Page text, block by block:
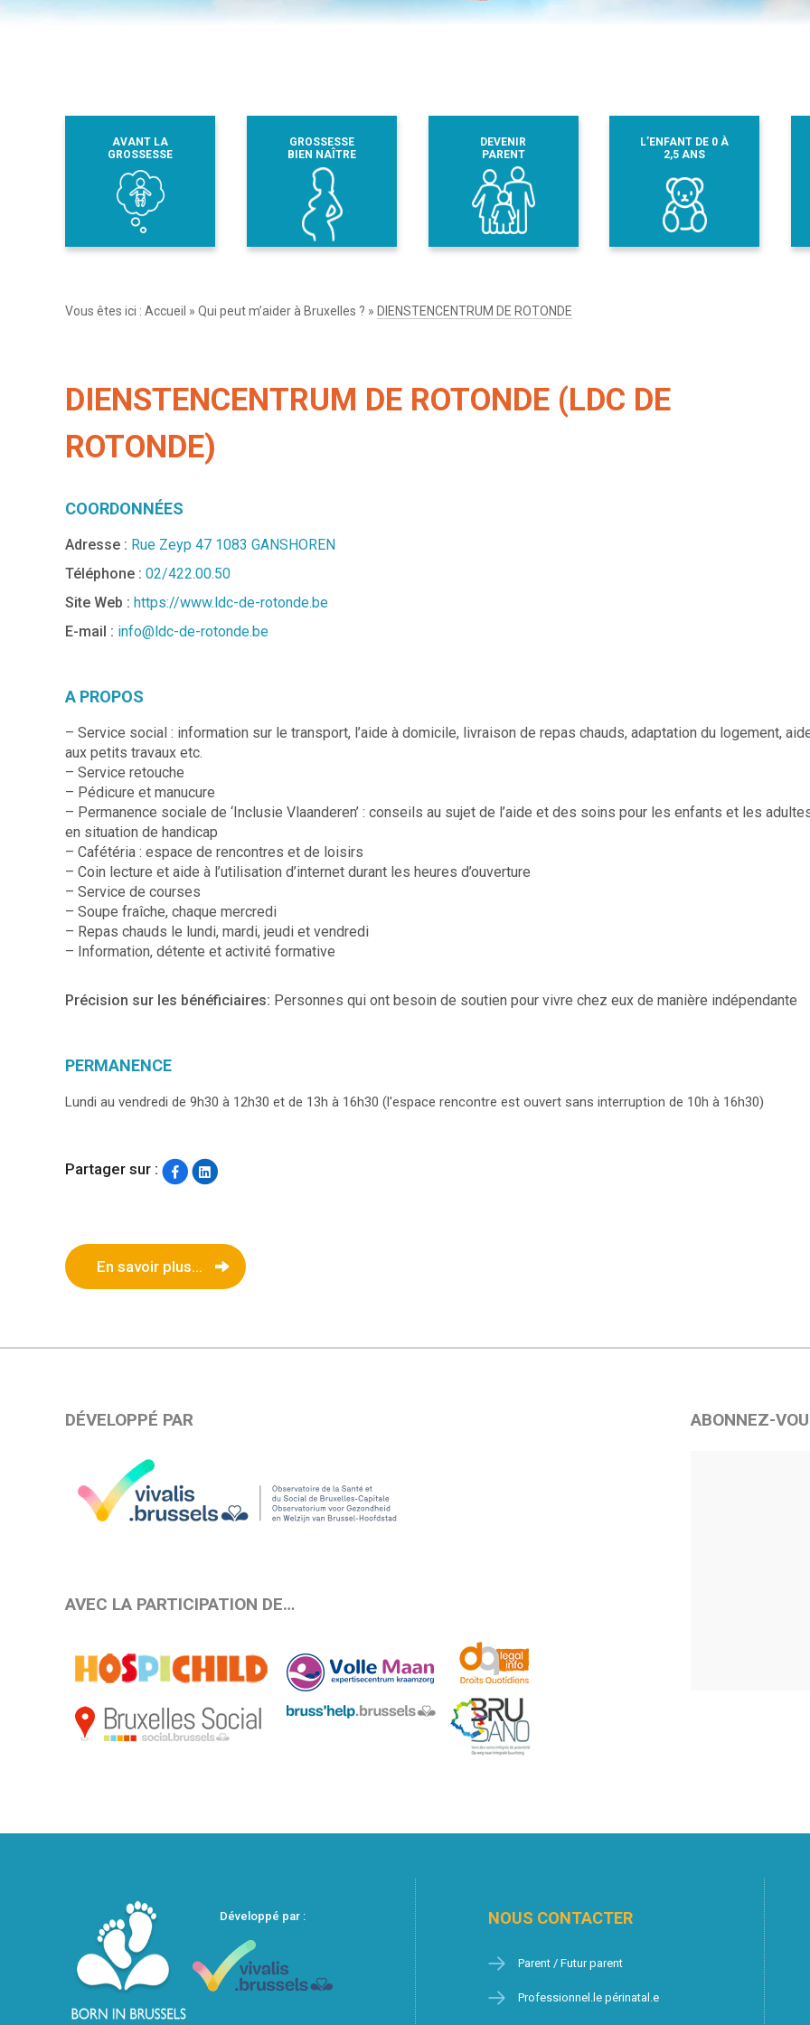
AVANT LA
GROSSESSE
GROSSESSE
BIEN NAÎTRE
DEVENIR
PARENT
L’ENFANT DE 0 À
2,5 ANS
Vous êtes ici : Accueil » Qui peut m’aider à Bruxelles ? » DIENSTENCENTRUM DE ROTONDE
DIENSTENCENTRUM DE ROTONDE (LDC DE
ROTONDE)
COORDONNÉES
Adresse : Rue Zeyp 47 1083 GANSHOREN
Téléphone : 02/422.00.50
Site Web : https://www.ldc-de-rotonde.be
E-mail : info@ldc-de-rotonde.be
A PROPOS
– Service social : information sur le transport, l’aide à domicile, livraison de repas chauds, adaptation du logement,
aux petits travaux etc.
– Service retouche
– Pédicure et manucure
– Permanence sociale de ‘Inclusie Vlaanderen’ : conseils au sujet de l’aide et des soins pour les enfants et les
en situation de handicap
– Cafétéria : espace de rencontres et de loisirs
– Coin lecture et aide à l’utilisation d’internet durant les heures d’ouverture
– Service de courses
– Soupe fraîche, chaque mercredi
– Repas chauds le lundi, mardi, jeudi et vendredi
– Information, détente et activité formative
Précision sur les bénéficiaires: Personnes qui ont besoin de soutien pour vivre chez eux de manière indépendante
PERMANENCE
Lundi au vendredi de 9h30 à 12h30 et de 13h à 16h30 (l'espace rencontre est ouvert sans interruption de 10h à 16h30)
Partager sur :
En savoir plus...
DÉVELOPPÉ PAR
AVEC LA PARTICIPATION DE…
ABONNEZ-
Développé par : NOUS CONTACTER
Parent / Futur parent
Professionnel.le périnatal.e